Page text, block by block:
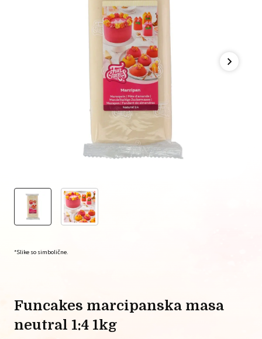
*Slike so simbolične.
funcakes marcipanska masa
neutral 1:4 1kg